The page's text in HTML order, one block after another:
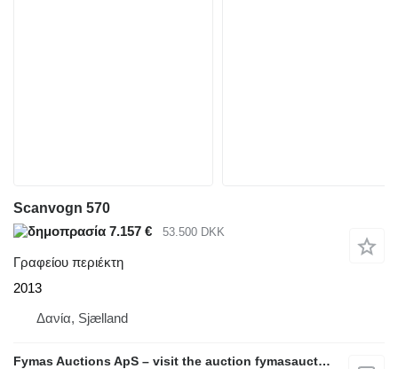
Scanvogn 570
7.157 €
53.500 DKK
Γραφείου περιέκτη
2013
Δανία, Sjælland
Fymas Auctions ApS – visit the auction fymasauctions.dk